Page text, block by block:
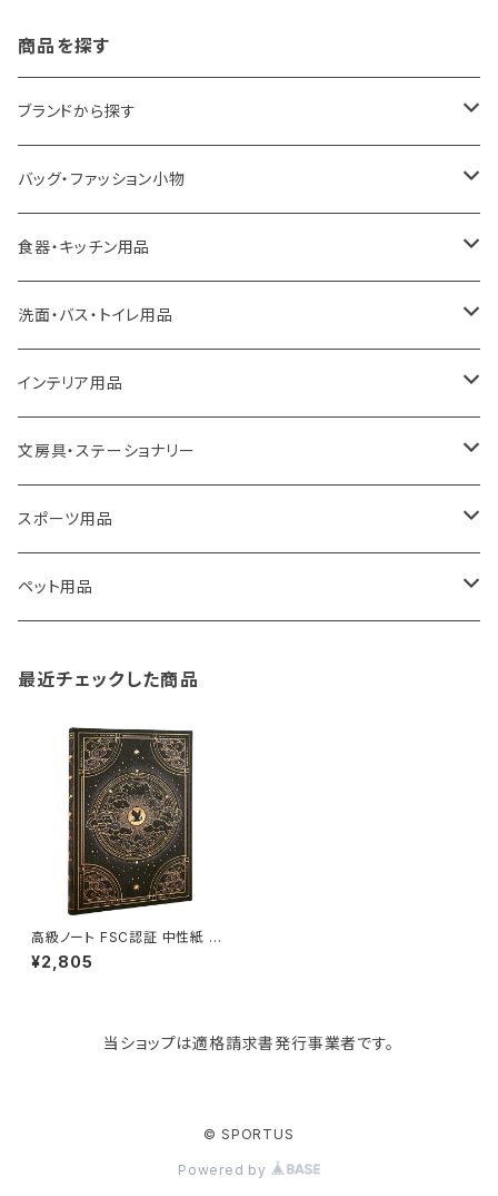
商品を探す
ブランドから探す
LOQI
ideaco
a.depeche
ROOTOTE
100percent
藤田金属
TG
KIND BAG LONDON
バッグ・ファッション小物
エコバッグ
アクセサリー
トートバッグ
保冷バッグ
リュックサック
ショルダーバッグ
マザーズバッグ
パソコンケース
食器・キッチン用品
キッチンラック
キッチンペーパーホルダー
食器・テーブルウェア
ゴミ箱
収納用品
タオルハンガー
調理器具・調理小物
洗面・バス・トイレ用品
洗面用品
掃除・洗濯用品
トイレ用品
バス用品
インテリア用品
アイロン台
アクセサリー収納
ウェットティッシュケース
クッション・クッションカバー
文房具・ステーショナリー
筆記具・ペン
ノート
スポーツ用品
卓球用品
ペット用品
最近チェックした商品
高級ノート FSC認証 中性紙 pa
perblanks ペーパーブランク
ス MIDI ハードカバー 罫線 フォ
¥2,805
当ショップは適格請求書発行事業者です。
© SPORTUS
Powered by